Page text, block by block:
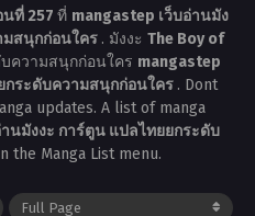
ที่ 257 ที่ mangastep เว็บอ่านมัง
มสนุกก่อนใคร . มังงะ The Boy of
ความสนุกก่อนใคร mangastep
กระดับความสนุกก่อนใคร . Dont
updates. A list of manga
นมังงะ การ์ตูน แปลไทยยกระดับ
the Manga List menu.